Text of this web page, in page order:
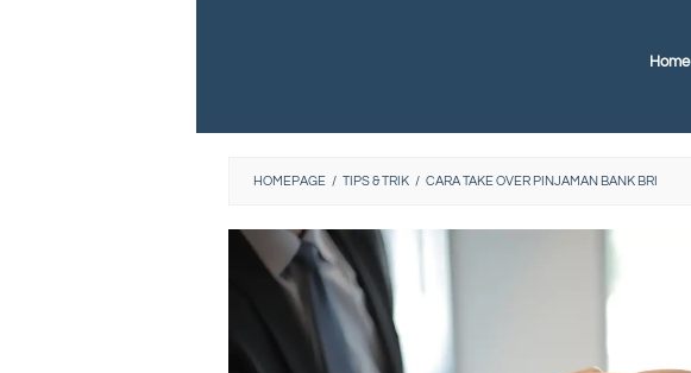
Home
HOMEPAGE / TIPS & TRIK / CARA TAKE OVER PINJAMAN BANK BRI